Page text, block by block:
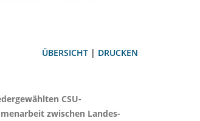
ÜBERSICHT | DRUCKEN
CSU-
zwischen Landes-